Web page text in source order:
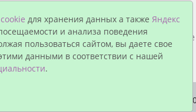
(Facebook)
терапии в Краснодаре
2026. Работает на | Время:
cookie для хранения данных а также Яндекс
и анализа поведения
пользоваться сайтом, вы даете свое
данными в соответствии с нашей
.